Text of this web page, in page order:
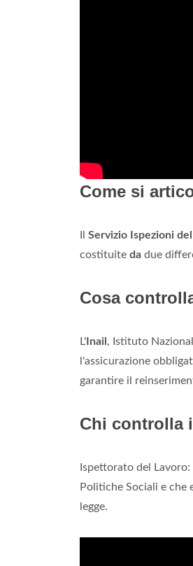
Come si
Servizio Ispezioni
costituite da due
Cosa
L' Inail , Istituto
l'assicurazione
garantire il
Chi controlla
Ispettorato del
Politiche Sociali e
legge.